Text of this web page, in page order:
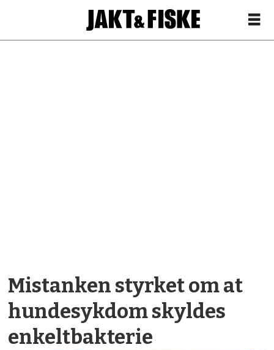
Mistanken styrket om at
hunde­sykdom skyldes
enkelt­bakterie